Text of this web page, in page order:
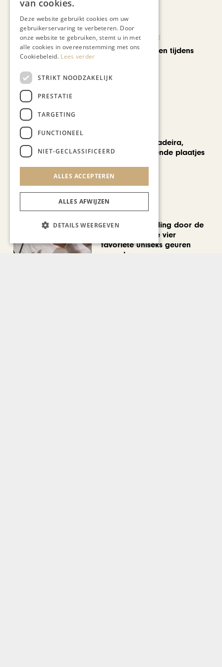
KUNST & CULTUUR
Wereldse beelden tijdens
Een week op Madeira,
voorbij de bekende plaatjes
MODE & BEAUTY
Een geurwandeling door de
Stokstraat: onze vier
favoriete uniseks geuren
voor de zomer
van cookies.
Deze website gebruikt cookies om uw
gebruikerservaring te verbeteren. Door
onze website te gebruiken, stemt u in met
alle cookies in overeenstemming met ons
Cookiebeleid. Lees verder
STRIKT NOODZAKELIJK
PRESTATIE
TARGETING
FUNCTIONEEL
NIET-GECLASSIFICEERD
ALLES ACCEPTEREN
ALLES AFWIJZEN
DETAILS WEERGEVEN